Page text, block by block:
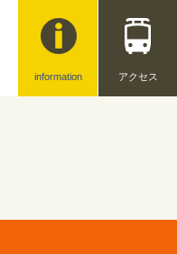
information アクセス